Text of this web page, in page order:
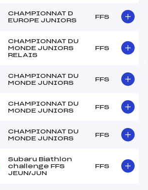
CHAMPIONNAT D
EUROPE JUNIORS
FFS
CHAMPIONNAT DU
MONDE JUNIORS
RELAIS
FFS
CHAMPIONNAT DU
MONDE JUNIORS
FFS
CHAMPIONNAT DU
MONDE JUNIORS
FFS
CHAMPIONNAT DU
MONDE JUNIORS
FFS
Subaru Biathlon
challenge FFS
JEUN/JUN
FFS